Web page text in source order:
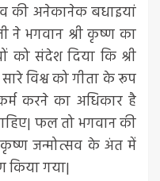
की अनेकानेक बधाइयां
जी ने भगवान श्री कृष्ण का
को संदेश दिया कि श्री
विश्व को गीता के रूप
करने का अधिकार है
फल तो भगवान की
कृष्ण जन्मोत्सव के अंत में
किया गया|